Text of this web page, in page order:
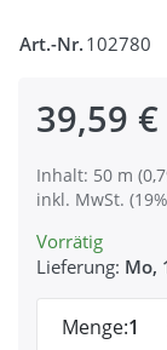
Art.-Nr. 102780
39,59 €
Inhalt: 50 m
inkl. MwSt.
Vorrätig
Lieferung: Mo,
Menge:1